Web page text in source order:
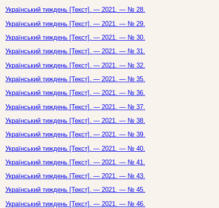
Український тиждень [Текст]. — 2021. — № 28.
Український тиждень [Текст]. — 2021. — № 29.
Український тиждень [Текст]. — 2021. — № 30.
Український тиждень [Текст]. — 2021. — № 31.
Український тиждень [Текст]. — 2021. — № 32.
Український тиждень [Текст]. — 2021. — № 35.
Український тиждень [Текст]. — 2021. — № 36.
Український тиждень [Текст]. — 2021. — № 37.
Український тиждень [Текст]. — 2021. — № 38.
Український тиждень [Текст]. — 2021. — № 39.
Український тиждень [Текст]. — 2021. — № 40.
Український тиждень [Текст]. — 2021. — № 41.
Український тиждень [Текст]. — 2021. — № 43.
Український тиждень [Текст]. — 2021. — № 45.
Український тиждень [Текст]. — 2021. — № 46.